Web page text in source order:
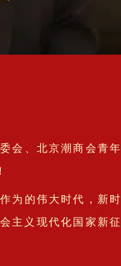
会、北京潮商会青年
为的伟大时代， 新时
主义现代化国家新征